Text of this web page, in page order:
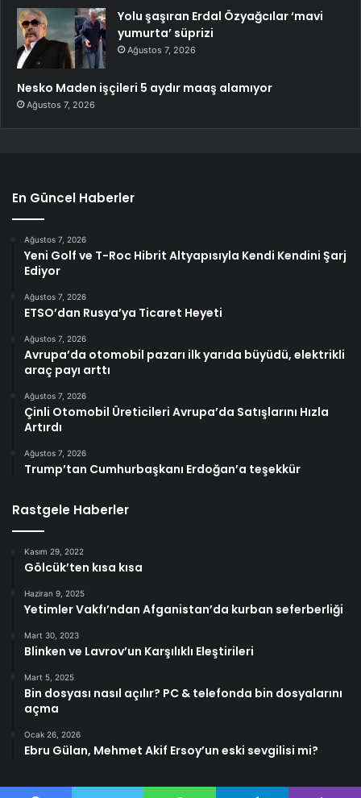
Yolu şaşıran Erdal Özyağcılar ‘mavi
yumurta’ süprizi
Ağustos 7, 2026
Nesko Maden işçileri 5 aydır maaş alamıyor
Ağustos 7, 2026
En Güncel Haberler
Ağustos 7, 2026
Yeni Golf ve T-Roc Hibrit Altyapısıyla Kendi Kendini Şarj
Ediyor
Ağustos 7, 2026
ETSO’dan Rusya’ya Ticaret Heyeti
Ağustos 7, 2026
Avrupa’da otomobil pazarı ilk yarıda büyüdü, elektrikli
araç payı arttı
Ağustos 7, 2026
Çinli Otomobil Üreticileri Avrupa’da Satışlarını Hızla
Artırdı
Ağustos 7, 2026
Trump’tan Cumhurbaşkanı Erdoğan’a teşekkür
Rastgele Haberler
Kasım 29, 2022
Gölcük’ten kısa kısa
Haziran 9, 2025
Yetimler Vakfı’ndan Afganistan’da kurban seferberliği
Mart 30, 2023
Blinken ve Lavrov’un Karşılıklı Eleştirileri
Mart 5, 2025
Bin dosyası nasıl açılır? PC & telefonda bin dosyalarını
açma
Ocak 26, 2026
Ebru Gülan, Mehmet Akif Ersoy’un eski sevgilisi mi?